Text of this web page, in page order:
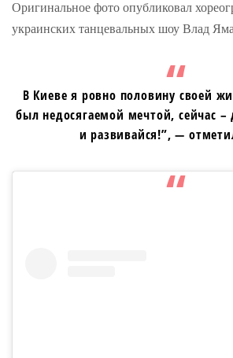
Оригинальное фото опубликовал
украинских танцевальных шоу Влад
В Киеве я ровно половину своей
был недосягаемой мечтой, сейчас
и развивайся!”, —